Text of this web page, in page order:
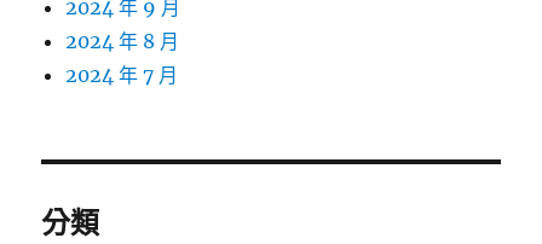
2024 年 9 月
2024 年 8 月
2024 年 7 月
分類